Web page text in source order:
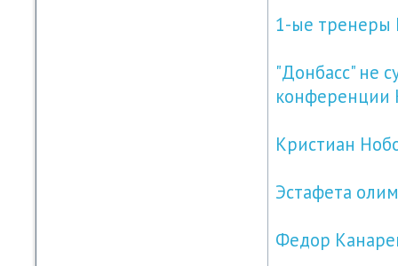
1-ые тренеры
"Донбасс" не
конференции
Кристиан
Эстафета
Федор